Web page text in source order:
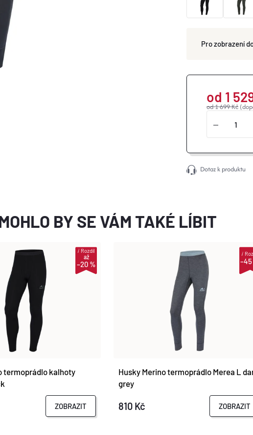
od 1 699 Kč
od 1
Dotaz k produktu
BY SE VÁM TAKÉ LÍBIT
až
–20 %
iRozdíl
termoprádlo kalhoty
ZOBRAZIT
–45
i
Husky Merino termoprádlo Merea L
grey
810 Kč ZOBRAZIT